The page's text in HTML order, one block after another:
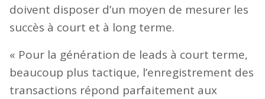
doivent disposer d’un moyen de mesurer les
succès à court et à long terme.
« Pour la génération de leads à court terme,
beaucoup plus tactique, l’enregistrement des
transactions répond parfaitement aux